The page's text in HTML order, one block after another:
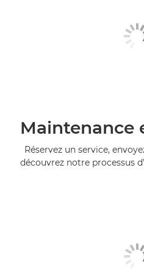
Maintenance
Réservez un service,
découvrez notre processus